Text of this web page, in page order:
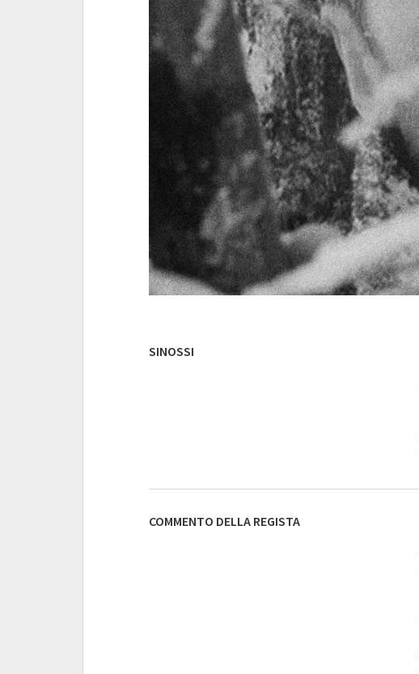
SINOSSI
COMMENTO DELLA REGISTA